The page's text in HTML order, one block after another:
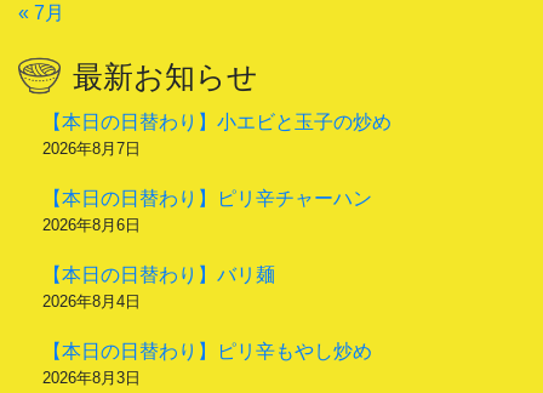
« 7月
最新お知らせ
【本日の日替わり】小エビと玉子の炒め
2026年8月7日
【本日の日替わり】ピリ辛チャーハン
2026年8月6日
【本日の日替わり】バリ麺
2026年8月4日
【本日の日替わり】ピリ辛もやし炒め
2026年8月3日